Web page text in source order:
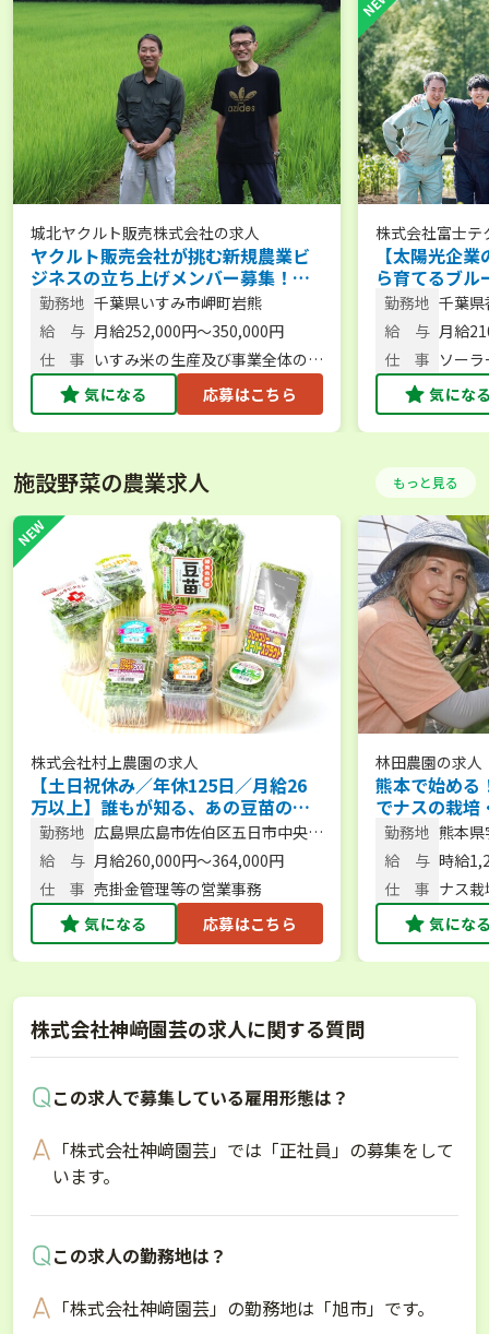
城北ヤクルト販売株式会社の求人
ヤクルト販売会社が挑む新規農業ビ
ジネスの立ち上げメンバー募集！
【月給25〜35万／賞与年2回あり／
農業未経験OK】
勤務地 千葉県いすみ市岬町岩熊
給 与 月給252,000円～350,000円
仕 事 いすみ米の生産及び事業全体のマ
ネジメント
気になる 応募はこちら
株式会社富士テ
ション
【太陽光企
ら育てるブル
の栽培／将
休2日制／UI
勤務地 千葉
給 与 月給
仕 事 ソー
培業
気にな
施設野菜の農業求人 もっと見る
株式会社村上農園の求人
【土日祝休み／年休125日／月給26
万以上】誰もが知る、あの豆苗の会
社です！113億企業の成長を支える営
業事務
勤務地 広島県広島市佐伯区五日市中央4-
16-1
給 与 月給260,000円～364,000円
仕 事 売掛金管理等の営業事務
気になる
応募はこちら
林田農園の求人
熊本で始める
でナスの栽培
せんか？【
可】
勤務地 熊本
1
給 与 時給
仕 事 ナス
般
気にな
株式会社神﨑園芸の求人に関する質問
この求人で募集している雇用形態は？
「株式会社神﨑園芸」では「正社員」の募集をして
います。
この求人の勤務地は？
「株式会社神﨑園芸」の勤務地は「旭市」です。